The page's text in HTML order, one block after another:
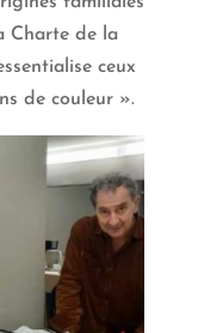
Charte de la
ceux
de couleur ».